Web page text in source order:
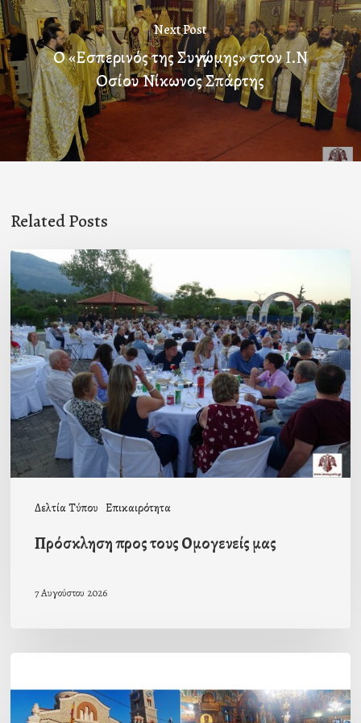
Next Post
Ο «Εσπερινός της Συγγνώμης» στον Ι.Ν
Οσίου Νίκωνος Σπάρτης
Related Posts
Δελτία Τύπου Επικαιρότητα
Πρόσκληση
προς
τους
Ομογενείς
μας
Πρόσκληση προς τους Ομογενείς μας
7 Αυγούστου 2026
εορτή
της